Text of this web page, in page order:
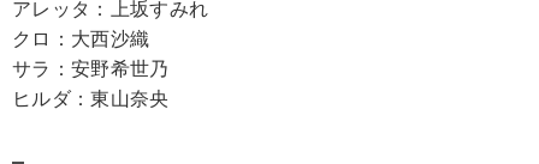
アレッタ：上坂すみれ
クロ：大西沙織
サラ：安野希世乃
ヒルダ：東山奈央